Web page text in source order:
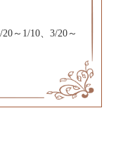
～1/10、3/20～